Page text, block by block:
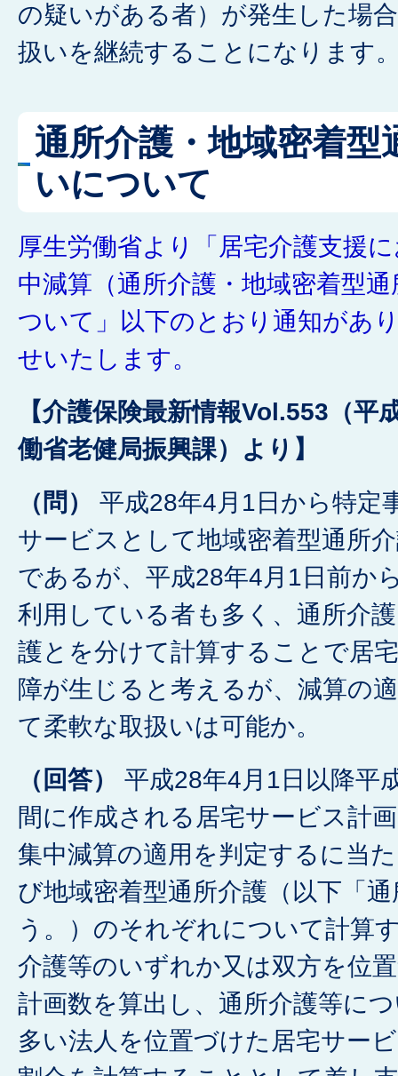
の疑いがある者）が発生した場
扱いを継続することになります
通所介護・地域密着型
いについて
厚生労働省より「居宅介護支援
中減算（通所介護・地域密着型
ついて」以下のとおり通知があ
せいたします。
【介護保険最新情報Vol.553（平
働省老健局振興課）より】
（問）
平成28年4月1日から特定
サービスとして地域密着型通所
であるが、平成28年4月1日前か
利用している者も多く、通所介
護とを分けて計算することで居
障が生じると考えるが、減算の
て柔軟な取扱いは可能か。
（回答）
平成28年4月1日以降平
間に作成される居宅サービス計
集中減算の適用を判定するに当
び地域密着型通所介護（以下「
う。）のそれぞれについて計算
介護等のいずれか又は双方を位
計画数を算出し、通所介護等に
多い法人を位置づけた居宅サー